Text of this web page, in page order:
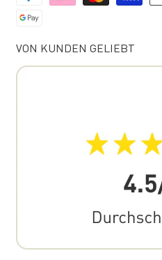
VON KUNDEN GELIEBT